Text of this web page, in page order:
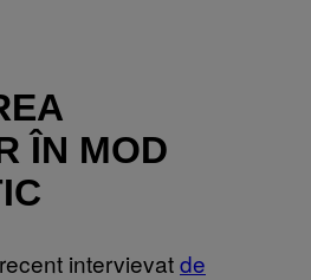
ÎN MOD
intervievatde